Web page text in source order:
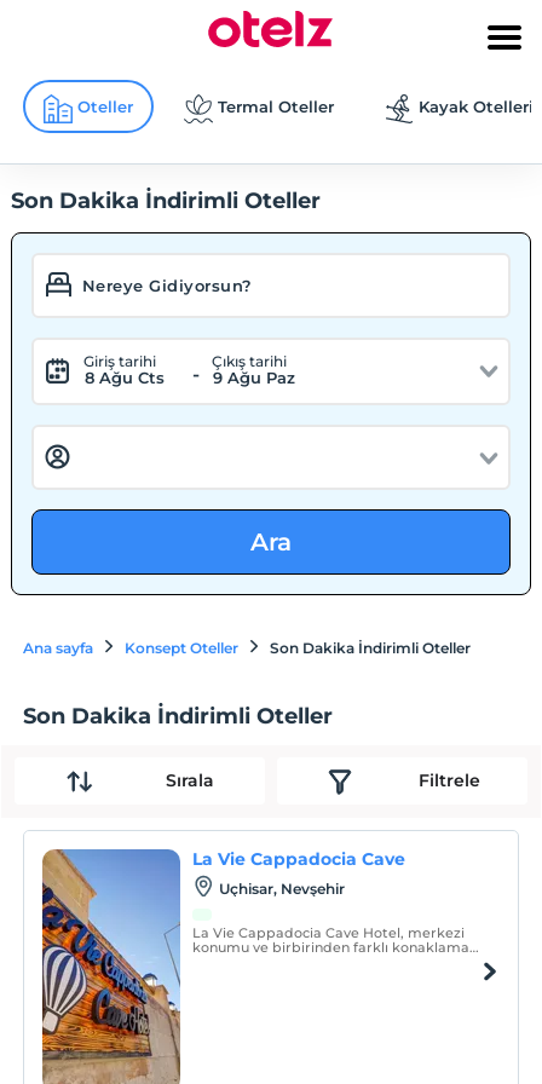
Oteller Termal Oteller Kayak Otelleri
Son Dakika İndirimli Oteller
Giriş tarihi
8 Ağu Cts -
Çıkış tarihi
9 Ağu Paz
Ara
Ana sayfa Konsept Oteller Son Dakika İndirimli Oteller
Son Dakika İndirimli Oteller
Sırala Filtrele
La Vie Cappadocia Cave
Uçhisar, Nevşehir
La Vie Cappadocia Cave Hotel, merkezi
konumu ve birbirinden farklı konaklama